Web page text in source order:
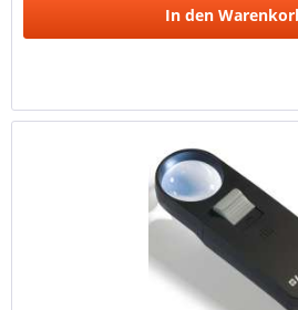
In den